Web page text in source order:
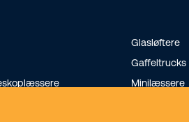
Glasløftere
Gaffeltrucks
Minilæssere